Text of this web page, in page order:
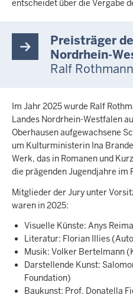
entscheidet über die Vergabe
Preisträger
Nordrhein-
Ralf Rothmann
Im Jahr 2025 wurde Ralf
Landes Nordrhein-Westfalen
Oberhausen aufgewachsene
um Kulturministerin Ina
Werk, das in Romanen und
die prägenden Jugendjahre im
Mitglieder der Jury unter
waren in 2025:
Visuelle Künste: Anys
Literatur: Florian Illies
Musik: Volker Bertelmann
Darstellende Kunst:
Foundation)
Baukunst: Prof. Donatella